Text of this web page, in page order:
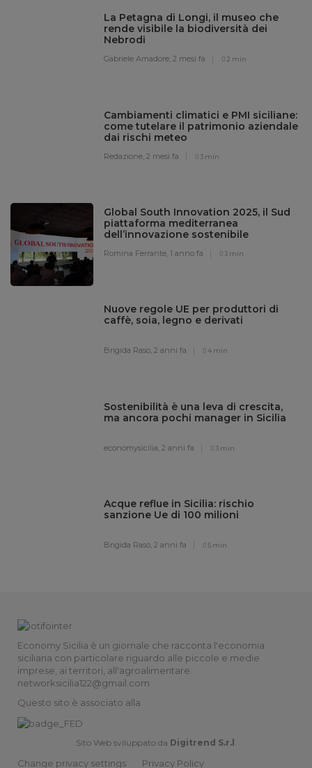
La Petagna di Longi, il museo che
rende visibile la biodiversità dei
Nebrodi
Gabriele Amadore,2 mesi fa 2 min
Cambiamenti climatici e PMI siciliane:
come tutelare il patrimonio aziendale
dai rischi meteo
Redazione,2 mesi fa 3 min
Global South Innovation 2025, il Sud
piattaforma mediterranea
dell’innovazione sostenibile
Romina Ferrante,1 anno fa 3 min
Nuove regole UE per produttori di
caffè, soia, legno e derivati
Brigida Raso,2 anni fa 4 min
Sostenibilità è una leva di crescita,
ma ancora pochi manager in Sicilia
economysicilia,2 anni fa 3 min
Acque reflue in Sicilia: rischio
sanzione Ue di 100 milioni
Brigida Raso,2 anni fa 5 min
Economy Sicilia è un giornale che racconta l'economia
siciliana con particolare riguardo alle piccole e medie
imprese, ai territori, all'agroalimentare.
networksicilia122@gmail.com
Questo sito è associato alla
Sito Web sviluppato da Digitrend S.r.l
Change privacy settings Privacy Policy